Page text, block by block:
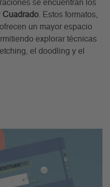
se encuentran los
Cuadrado . Estos formatos,
un mayor espacio
explorar técnicas
el doodling y el